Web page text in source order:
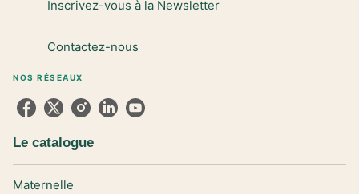
Inscrivez-vous à la Newsletter
Contactez-nous
NOS RÉSEAUX
Le catalogue
Maternelle